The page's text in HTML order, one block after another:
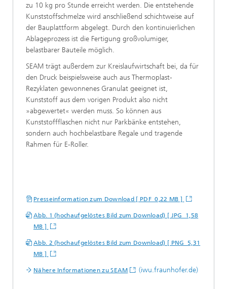
zu 10 kg pro Stunde erreicht werden. Die entstehende
Kunststoffschmelze wird anschließend schichtweise auf
der Bauplattform abgelegt. Durch den kontinuierlichen
Ablageprozess ist die Fertigung großvolumiger,
belastbarer Bauteile möglich.
SEAM trägt außerdem zur Kreislaufwirtschaft bei, da für
den Druck beispielsweise auch aus Thermoplast-
Rezyklaten gewonnenes Granulat geeignet ist,
Kunststoff aus dem vorigen Produkt also nicht
»abgewertet« werden muss. So können aus
Kunststoffflaschen nicht nur Parkbänke entstehen,
sondern auch hochbelastbare Regale und tragende
Rahmen für E-Roller.
Presseinformation zum Download [ PDF 0,22 MB ]
Abb. 1 (hochaufgelöstes Bild zum Download) [ JPG 1,58
MB ]
Abb. 2 (hochaufgelöstes Bild zum Download) [ PNG 5,31
MB ]
Nähere Informationen zu SEAM (iwu.fraunhofer.de)